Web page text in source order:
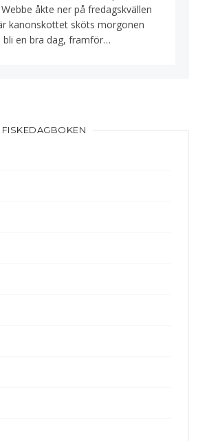
åkte ner på fredagskvällen
kanonskottet sköts morgonen
bli en bra dag, framför…
FISKEDAGBOKEN